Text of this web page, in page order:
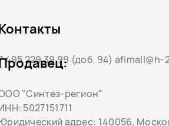
495 229 39 99 (доб. 94) afimall@h-
"Синтез-регион"
5027151711
адрес: 140056,